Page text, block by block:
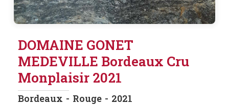
DOMAINE GONET
MEDEVILLE Bordeaux Cru
Monplaisir 2021
Bordeaux Rouge 2021